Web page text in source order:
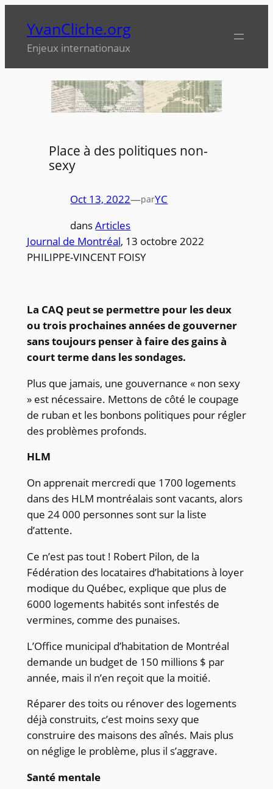
contenu
YvanCliche.org
Enjeux internationaux
Place à des politiques non-
sexy
Oct 13, 2022—parYC
dansArticles
Journal de Montréal, 13 octobre 2022
PHILIPPE-VINCENT FOISY
La CAQ peut se permettre pour les deux
ou trois prochaines années de gouverner
sans toujours penser à faire des gains à
court terme dans les sondages.
Plus que jamais, une gouvernance « non sexy
» est nécessaire. Mettons de côté le coupage
de ruban et les bonbons politiques pour régler
des problèmes profonds.
HLM
On apprenait mercredi que 1700 logements
dans des HLM montréalais sont vacants, alors
que 24 000 personnes sont sur la liste
d’attente.
Ce n’est pas tout ! Robert Pilon, de la
Fédération des locataires d’habitations à loyer
modique du Québec, explique que plus de
6000 logements habités sont infestés de
vermines, comme des punaises.
L’Office municipal d’habitation de Montréal
demande un budget de 150 millions $ par
année, mais il n’en reçoit que la moitié.
Réparer des toits ou rénover des logements
déjà construits, c’est moins sexy que
construire des maisons des aînés. Mais plus
on néglige le problème, plus il s’aggrave.
Santé mentale